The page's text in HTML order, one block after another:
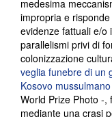
medesima
impropria e
evidenze fattuali e/o
parallelismi privi di
colonizzazione
veglia funebre di un
Kosovo
World Prize Photo -,
mediante una crasi